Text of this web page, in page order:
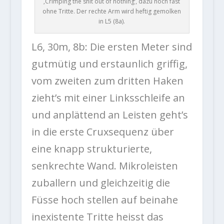
ohne Tritte. Der rechte Arm wird heftig gemolken
in L5 (8a).
L6, 30m, 8b: Die ersten Meter sind
gutmütig und erstaunlich griffig,
vom zweiten zum dritten Haken
zieht’s mit einer Linksschleife an
und anplättend an Leisten geht’s
in die erste Cruxsequenz über
eine knapp strukturierte,
senkrechte Wand. Mikroleisten
zuballern und gleichzeitig die
Füsse hoch stellen auf beinahe
inexistente Tritte heisst das